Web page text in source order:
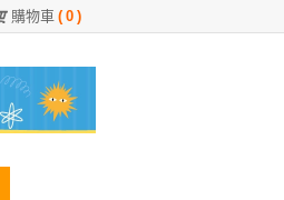
購物車 ( 0 )